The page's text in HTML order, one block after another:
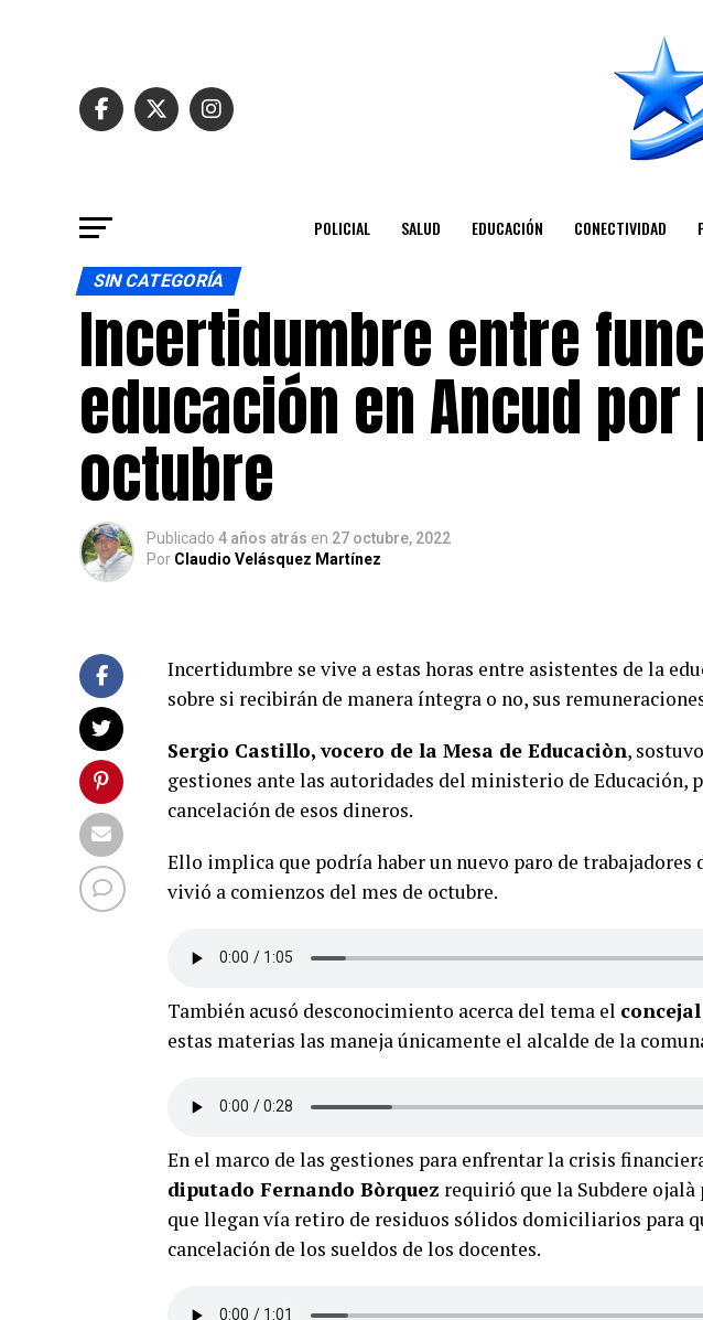
POLICIAL SALUD EDUCACIÓN CONECTIVIDAD
SIN CATEGORÍA
Incertidumbre entre
educación en Ancud
octubre
Publicado 4 años atrás en 27 octubre, 2022
Por Claudio Velásquez Martínez
Incertidumbre se vive a estas horas entre asistentes de la
sobre si recibirán de manera íntegra o no, sus
Sergio Castillo, vocero de la Mesa de Educaciòn,
gestiones ante las autoridades del ministerio de Educación,
cancelación de esos dineros.
Ello implica que podría haber un nuevo paro de trabajadores
vivió a comienzos del mes de octubre.
También acusó desconocimiento acerca del tema el
estas materias las maneja únicamente el alcalde de la
En el marco de las gestiones para enfrentar la crisis
diputado Fernando Bòrquez requirió que la Subdere
que llegan vía retiro de residuos sólidos domiciliarios para
cancelación de los sueldos de los docentes.